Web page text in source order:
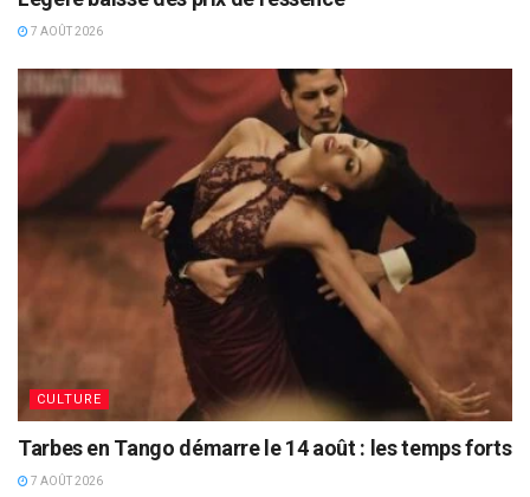
7 AOÛT 2026
CULTURE
Tarbes en Tango démarre le 14 août : les temps forts
7 AOÛT 2026